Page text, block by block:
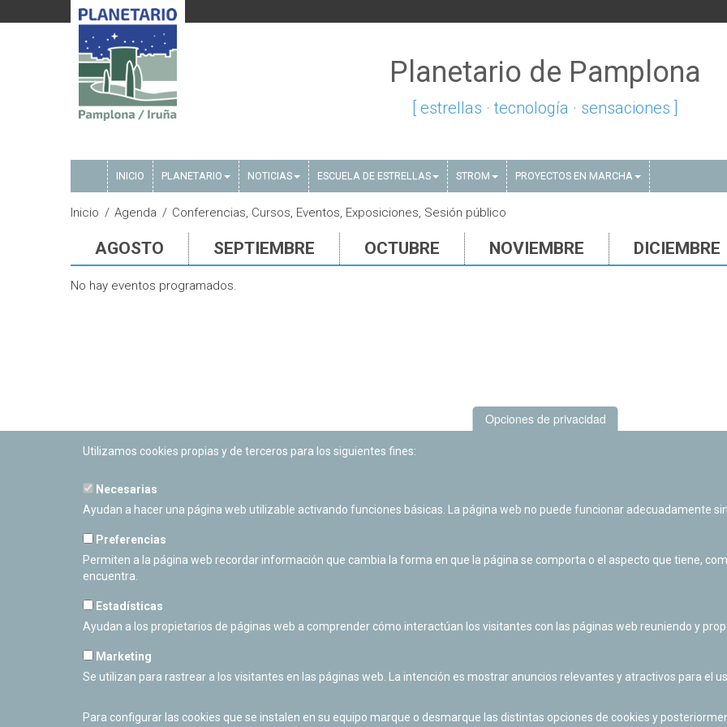
Planetario de Pamplona
[ estrellas · tecnología · sensaciones ]
INICIO PLANETARIO NOTICIAS ESCUELA DE ESTRELLAS STROM PROYECTOS EN MARCHA
Inicio Agenda Conferencias, Cursos, Eventos, Exposiciones, Sesión público
AGOSTO SEPTIEMBRE OCTUBRE NOVIEMBRE DICIEMBRE
No hay eventos programados.
PLANETARIO DE PAMPLONA
Calle Sancho RamÃ­rez, s/n
Cerrado Temporalmente
Opciones de privacidad
Utilizamos cookies propias y de terceros para los siguientes fines:
Necesarias
Ayudan a hacer una página web utilizable activando funciones básicas. La página web no puede funcionar adecuadamente
Preferencias
Permiten a la página web recordar información que cambia la forma en que la página se comporta o el aspecto que tiene,
encuentra.
Estadísticas
Ayudan a los propietarios de páginas web a comprender cómo interactúan los visitantes con las páginas web reuniendo y
Marketing
Se utilizan para rastrear a los visitantes en las páginas web. La intención es mostrar anuncios relevantes y atractivos para el
Para configurar las cookies que se instalen en su equipo marque o desmarque las distintas opciones de cookies y